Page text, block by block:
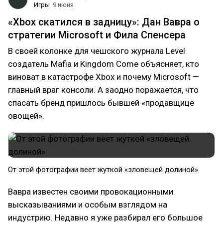
Игры 9 июня
«Xbox скатился в задницу»: Дан Вавра о
стратегии Microsoft и Фила Спенсера
В своей колонке для чешского журнала Level
создатель Mafia и Kingdom Come объясняет, кто
виноват в катастрофе Xbox и почему Microsoft —
главный враг консоли. А заодно поражается, что
спасать бренд пришлось бывшей «продавщице
овощей».
От этой фотографии веет жуткой «зловещей долиной»
Вавра известен своими провокационными
высказываниями и особым взглядом на
индустрию. Недавно я уже разбирал его большое